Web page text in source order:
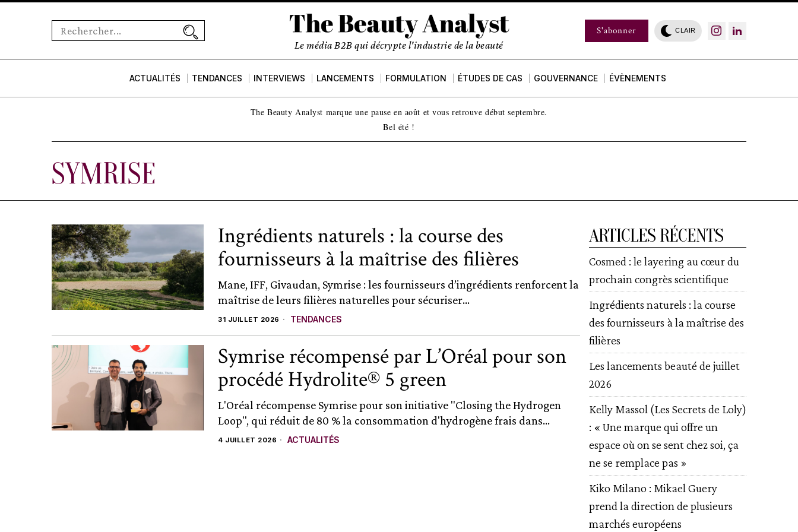
Le média B2B qui décrypte l'industrie de la beauté
S'abonner CLAIR
ACTUALITÉS TENDANCES INTERVIEWS LANCEMENTS FORMULATION ÉTUDES DE CAS GOUVERNANCE ÉVÈNEMENTS
The Beauty Analyst marque une pause en août et vous retrouve début septembre.
Bel été !
SYMRISE
Ingrédients naturels : la course des
fournisseurs à la maîtrise des filières
Mane, IFF, Givaudan, Symrise : les fournisseurs d’ingrédients renforcent la
maîtrise de leurs filières naturelles pour sécuriser...
31 JUILLET 2026 TENDANCES
Symrise récompensé par L’Oréal pour son
procédé Hydrolite® 5 green
L'Oréal récompense Symrise pour son initiative "Closing the Hydrogen
Loop", qui réduit de 80 % la consommation d'hydrogène frais dans...
4 JUILLET 2026 ACTUALITÉS
ARTICLES RÉCENTS
Cosmed : le layering au cœur du
prochain congrès scientifique
Ingrédients naturels : la course
des fournisseurs à la maîtrise des
filières
Les lancements beauté de juillet
2026
Kelly Massol (Les Secrets de Loly)
: « Une marque qui offre un
espace où on se sent chez soi, ça
ne se remplace pas »
Kiko Milano : Mikael Guery
prend la direction de plusieurs
marchés européens